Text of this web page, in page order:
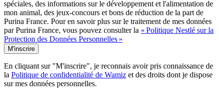
spéciales, des informations sur le développement et l'alimentation de
mon animal, des jeux-concours et bons de réduction de la part de
Purina France. Pour en savoir plus sur le traitement de mes données
par Purina France, vous pouvez consulter la « Politique Nestlé sur la
Protection des Données Personnelles »
M'inscrire
En cliquant sur "M'inscrire", je reconnais avoir pris connaissance de
la Politique de confidentialité de Wamiz et des droits dont je dispose
sur mes données personnelles.